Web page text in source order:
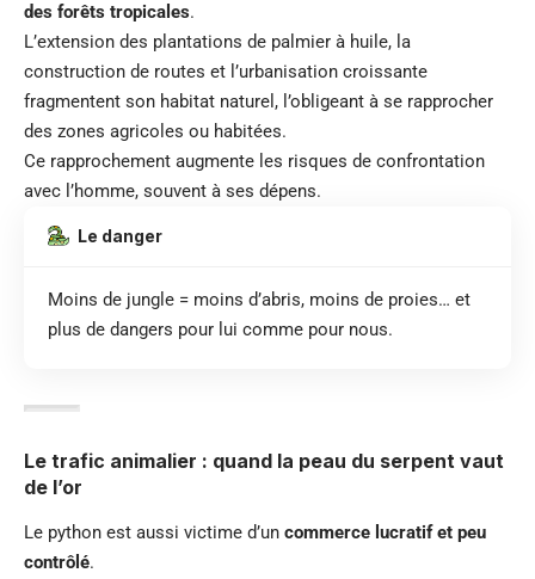
des forêts tropicales.
L’extension des plantations de palmier à huile, la
construction de routes et l’urbanisation croissante
fragmentent son habitat naturel, l’obligeant à se rapprocher
des zones agricoles ou habitées.
Ce rapprochement augmente les risques de confrontation
avec l’homme, souvent à ses dépens.
Le danger
Moins de jungle = moins d’abris, moins de proies… et
plus de dangers pour lui comme pour nous.
Le trafic animalier : quand la peau du serpent vaut
de l’or
Le python est aussi victime d’un commerce lucratif et peu
contrôlé.